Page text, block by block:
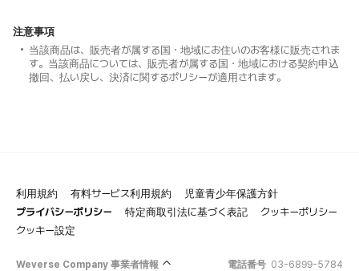
注意事項
当該商品は、販売者が属する国・地域にお住いのお客様に販売されま
す。当該商品については、販売者が属する国・地域における契約申込
撤回、払い戻し、決済に関するポリシーが適用されます。
利用規約 有料サービス利用規約
児童青少年保護方針
プライバシーポリシー
特定商取引法に基づく表記
クッキーポリシー
クッキー設定
Weverse Company 事業者情報 電話番号 03-6899-5784